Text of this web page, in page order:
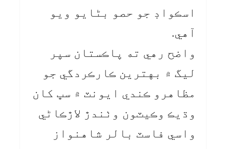
اسڪواڊ جو حصو بڻايو ويو
آهي.
واضح رهي ته پاڪستان سپر
ليگ ۾ بهترين ڪارڪردگي جو
مظاهرو ڪندي ايونٽ ۾ سڀ کان
وڌيڪ وڪيٽون وٺندڙ لاڙڪاڻي
واسي فاسٽ بالر شاهنواز